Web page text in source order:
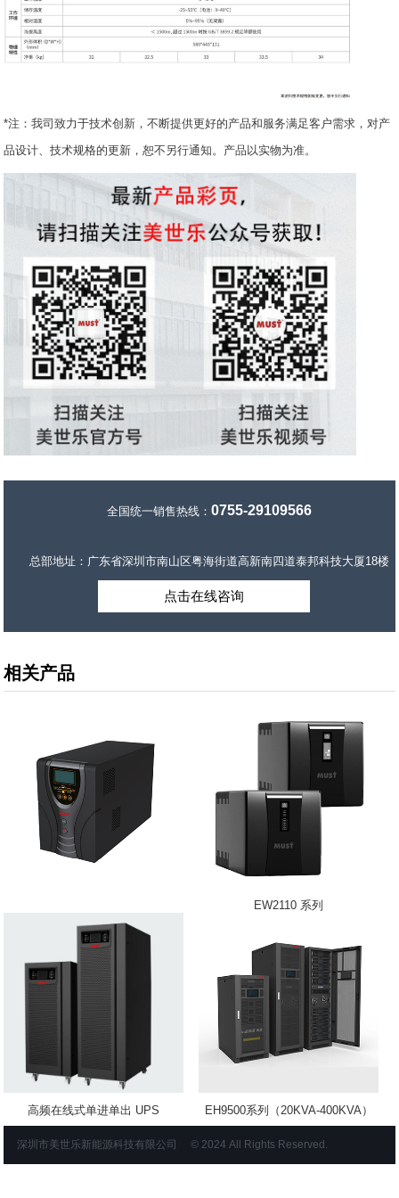
*注：我司致力于技术创新，不断提供更好的产品和服务满足客户需求，对产
品设计、技术规格的更新，恕不另行通知。产品以实物为准。
全国统一销售热线： 0755-29109566
总部地址：广东省深圳市南山区粤海街道高新南四道泰邦科技大厦18楼
点击在线咨询
相关产品
EW2110 系列
高频在线式单进单出 UPS EH9500系列（20KVA-400KVA）
深圳市美世乐新能源科技有限公司 © 2024 All Rights Reserved.